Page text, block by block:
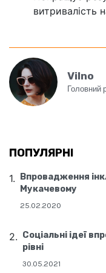
витривалість
Vilno
Головний
ПОПУЛЯРНІ
Впровадження
Мукачевому
25.02.2020
Соціальні ідеї
рівні
30.05.2021